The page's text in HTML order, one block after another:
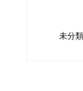
未分類